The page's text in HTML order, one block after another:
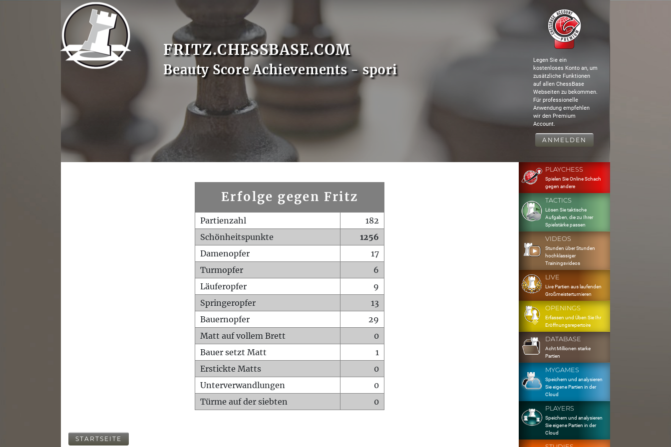
FRITZ.CHESSBASE.COM
Beauty Score Achievements - spori
Legen Sie ein
kostenloses Konto an, um
zusätzliche Funktionen
auf allen ChessBase
Webseiten zu bekommen.
Für professionelle
Anwendung empfehlen
wir den Premium
Account.
ANMELDEN
Erfolge gegen Fritz
Partienzahl
182
Schönheitspunkte
1256
Damenopfer
17
Turmopfer
6
Läuferopfer
9
Springeropfer
13
Bauernopfer
29
Matt auf vollem Brett
0
Bauer setzt Matt
1
Erstickte Matts
0
Unterverwandlungen
0
Türme auf der siebten
0
STARTSEITE
PLAYCHESS
Spielen Sie Online Schach
gegen andere
TACTICS
Lösen Sie taktische
Aufgaben, die zu Ihrer
Spielstärke passen
VIDEOS
Stunden über Stunden
hochklassiger
Trainingsvideos
LIVE
Live Partien aus laufenden
Großmeisterturnieren
OPENINGS
Erfassen und Üben Sie Ihr
Eröffnungsrepertoire
DATABASE
Acht Millionen starke
Partien
MYGAMES
Speichern und analysieren
Sie eigene Partien in der
Cloud
PLAYERS
Speichern und analysieren
Sie eigene Partien in der
Cloud